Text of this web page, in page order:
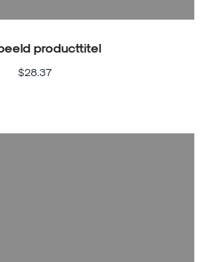
producttitel
$28.37